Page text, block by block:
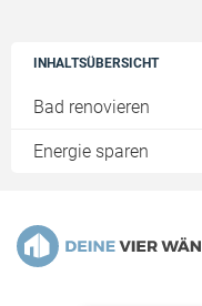
INHALTSÜBERSICHT
Bad renovieren
Barrierefreies Bad
Badezimmer Ideen
Energie sparen